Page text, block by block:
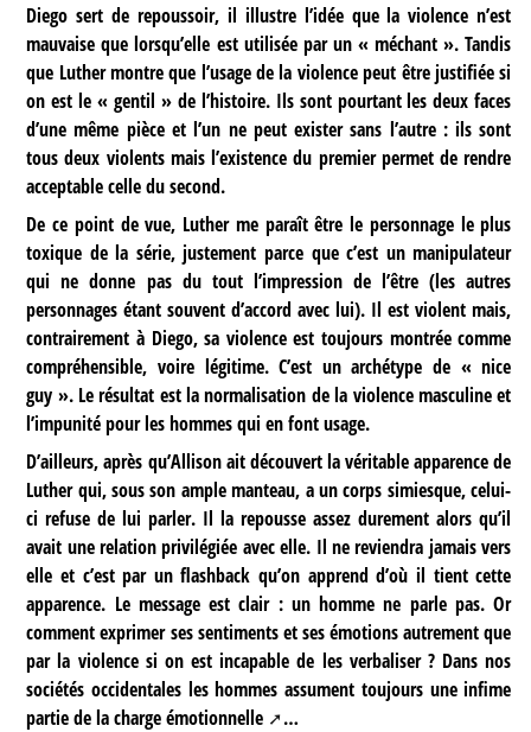
Diego sert de repoussoir, il illustre l’idée que la violence n’est
mauvaise que lorsqu’elle est utilisée par un « méchant ». Tandis
que Luther montre que l’usage de la violence peut être justifiée si
on est le « gentil » de l’histoire. Ils sont pourtant les deux faces
d’une même pièce et l’un ne peut exister sans l’autre : ils sont
tous deux violents mais l’existence du premier permet de rendre
acceptable celle du second.
De ce point de vue, Luther me paraît être le personnage le plus
toxique de la série, justement parce que c’est un manipulateur
qui ne donne pas du tout l’impression de l’être (les autres
personnages étant souvent d’accord avec lui). Il est violent mais,
contrairement à Diego, sa violence est toujours montrée comme
compréhensible, voire légitime. C’est un archétype de « nice
guy ». Le résultat est la normalisation de la violence masculine et
l’impunité pour les hommes qui en font usage.
D’ailleurs, après qu’Allison ait découvert la véritable apparence de
Luther qui, sous son ample manteau, a un corps simiesque, celui-
ci refuse de lui parler. Il la repousse assez durement alors qu’il
avait une relation privilégiée avec elle. Il ne reviendra jamais vers
elle et c’est par un flashback qu’on apprend d’où il tient cette
apparence. Le message est clair : un homme ne parle pas. Or
comment exprimer ses sentiments et ses émotions autrement que
par la violence si on est incapable de les verbaliser ? Dans nos
sociétés occidentales leshommes assument toujours une infime
partie de la charge émotionnelle
…